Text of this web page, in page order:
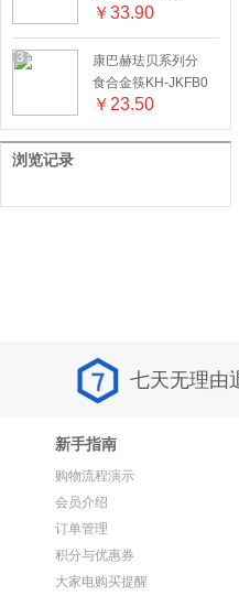
￥33.90
3
康巴赫珐贝系列分
食合金筷KH-JKFB0
1（6双/盒）
￥ 23.50
浏览记录
七天无理由
新手指南
购物流程演示
会员介绍
订单管理
积分与优惠券
大家电购买提醒